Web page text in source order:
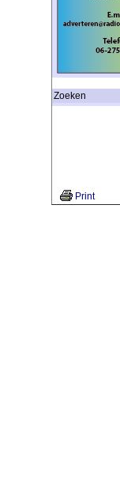
Zoeken
Print